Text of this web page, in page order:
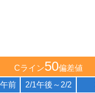
Cライン50偏差値
前 2/1午後～2/2